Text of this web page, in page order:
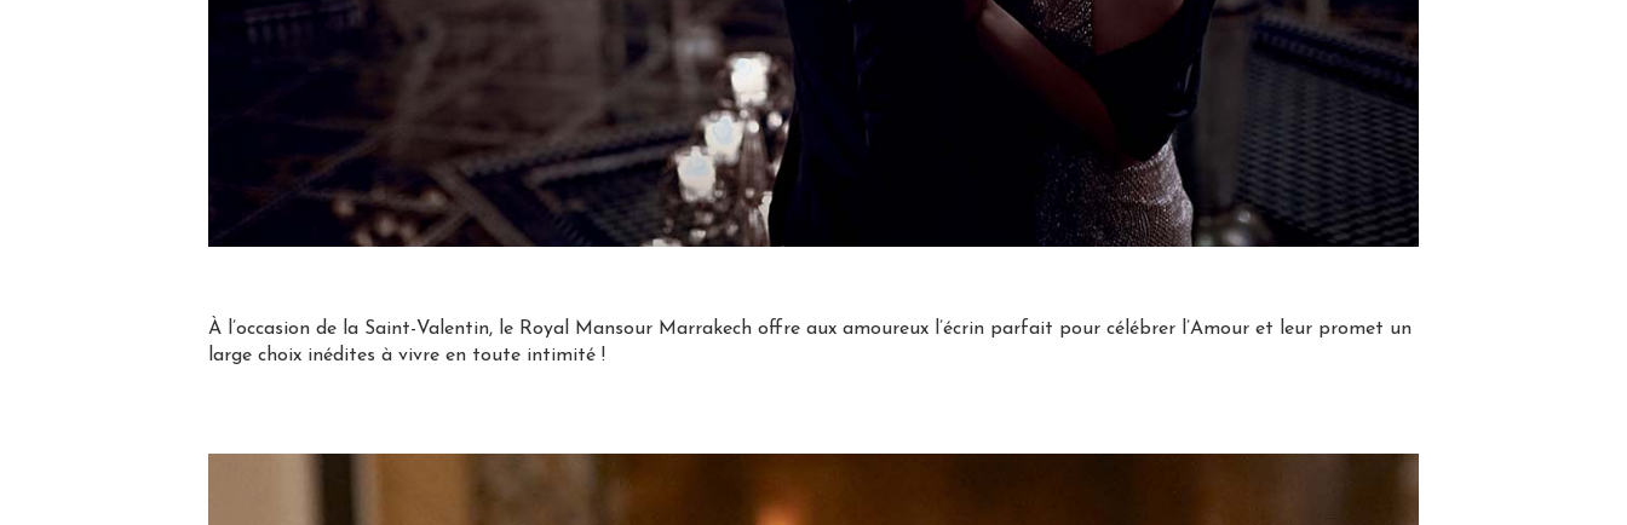
À l’occasion de la Saint-Valentin, le Royal Mansour Marrakech offre aux amoureux l’écrin parfait pour célébrer l’Amour et leur promet un
large choix inédites à vivre en toute intimité !